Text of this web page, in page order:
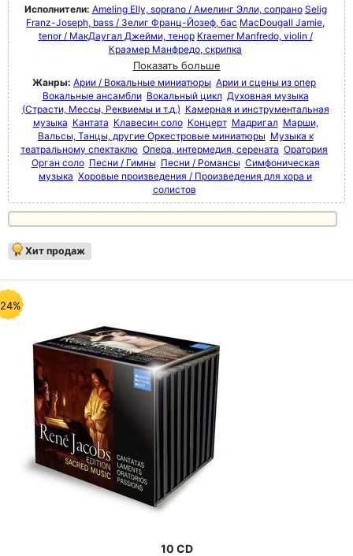
Исполнители: Ameling Elly, soprano / Амелинг Элли, сопрано Selig
Franz-Joseph, bass / Зелиг Франц-Йозеф, бас MacDougall Jamie,
tenor / МакДаугал Джейми, тенор Kraemer Manfredo, violin /
Краэмер Манфредо, скрипка
Показать больше
Жанры: Арии / Вокальные миниатюры Арии и сцены из опер
Вокальные ансамбли Вокальный цикл Духовная музыка
(Страсти, Мессы, Реквиемы и т.д.) Камерная и инструментальная
музыка Кантата Клавесин соло Концерт Мадригал Марши,
Вальсы, Танцы, другие Оркестровые миниатюры Музыка к
театральному спектаклю Опера, интермедия, серената Оратория
Орган соло Песни / Гимны Песни / Романсы Симфоническая
музыка Хоровые произведения / Произведения для хора и
солистов
Хит продаж
10 CD